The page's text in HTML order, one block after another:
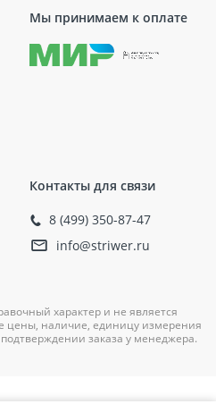
Мы принимаем к оплате
Контакты для связи
8 (499) 350-87-47
info@striwer.ru
характер и не является
цены, наличие, единицу измерения
заказа у менеджера.